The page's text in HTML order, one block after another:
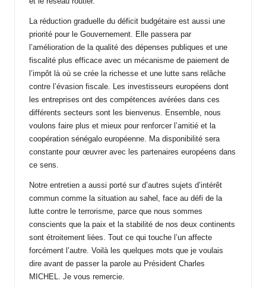
La réduction graduelle du déficit budgétaire est aussi une
priorité pour le Gouvernement. Elle passera par
l’amélioration de la qualité des dépenses publiques et une
fiscalité plus efficace avec un mécanisme de paiement de
l’impôt là où se crée la richesse et une lutte sans relâche
contre l’évasion fiscale. Les investisseurs européens dont
les entreprises ont des compétences avérées dans ces
différents secteurs sont les bienvenus. Ensemble, nous
voulons faire plus et mieux pour renforcer l’amitié et la
coopération sénégalo européenne. Ma disponibilité sera
constante pour œuvrer avec les partenaires européens dans
ce sens.
Notre entretien a aussi porté sur d’autres sujets d’intérêt
commun comme la situation au sahel, face au défi de la
lutte contre le terrorisme, parce que nous sommes
conscients que la paix et la stabilité de nos deux continents
sont étroitement liées. Tout ce qui touche l’un affecte
forcément l’autre. Voilà les quelques mots que je voulais
dire avant de passer la parole au Président Charles
MICHEL. Je vous remercie.